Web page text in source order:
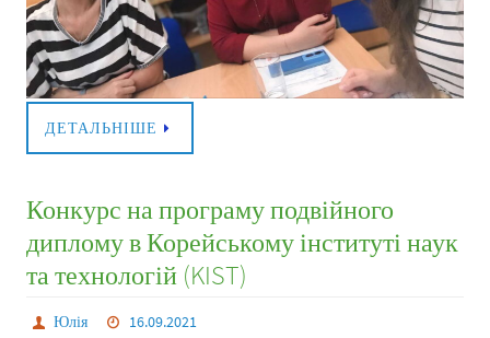
ДЕТАЛЬНІШЕ
Конкурс на програму подвійного
диплому в Корейському інституті наук
та технологій (KIST)
Юлія 16.09.2021